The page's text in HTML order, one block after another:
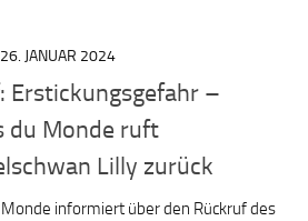
26. JANUAR 2024
Erstickungsgefahr –
du Monde ruft
Lilly zurück
informiert über den Rückruf des